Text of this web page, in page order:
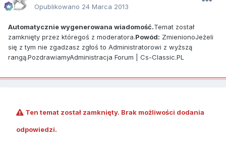
Opublikowano 24 Marca 2013
Automatycznie wygenerowana wiadomość.Temat został
zamknięty przez któregoś z moderatora.Powód: ZmienionoJeżeli
się z tym nie zgadzasz zgłoś to Administratorowi z wyższą
rangą.PozdrawiamyAdministracja Forum | Cs-Classic.PL
Ten temat został zamknięty. Brak możliwości dodania
odpowiedzi.